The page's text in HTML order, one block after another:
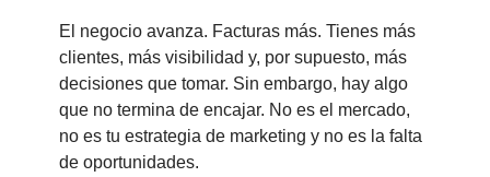
El negocio avanza. Facturas más. Tienes más
clientes, más visibilidad y, por supuesto, más
decisiones que tomar. Sin embargo, hay algo
que no termina de encajar. No es el mercado,
no es tu estrategia de marketing y no es la falta
de oportunidades.